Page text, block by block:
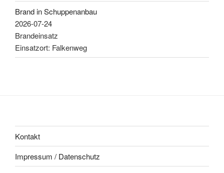
Brand in Schuppenanbau
2026-07-24
Brandeinsatz
Einsatzort: Falkenweg
Kontakt
Impressum / Datenschutz